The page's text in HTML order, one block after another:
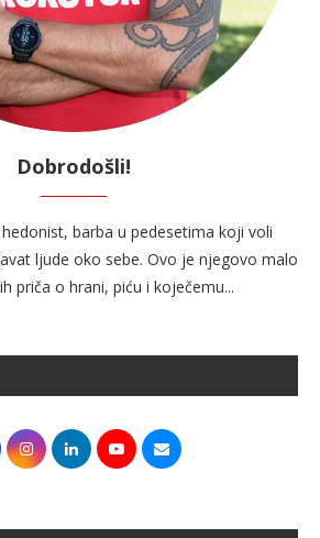
Dobrodošli!
barba u pedesetima koji voli
ljude oko sebe. Ovo je njegovo malo
priča o hrani, piću i koječemu...